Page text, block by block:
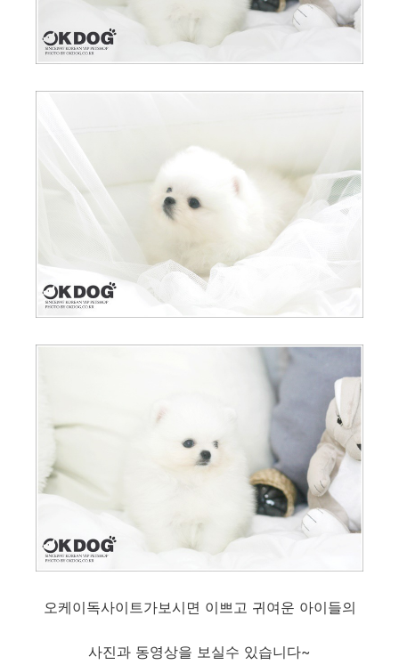
오케이독사이트가보시면 이쁘고 귀여운 아이들의
사진과 동영상을 보실수 있습니다~